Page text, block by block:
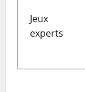
Jeux
experts